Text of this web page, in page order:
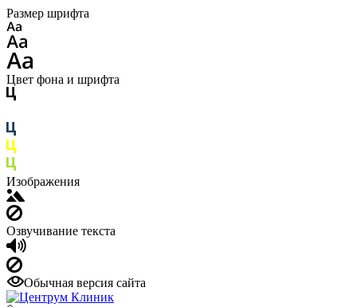
Размер шрифта
Цвет фона и шрифта
Изображения
Озвучивание текста
Обычная версия сайта